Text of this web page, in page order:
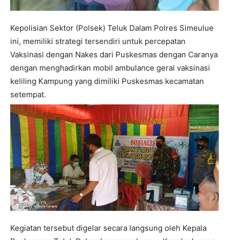
Kepolisian Sektor (Polsek) Teluk Dalam Polres Simeulue
ini, memiliki strategi tersendiri untuk percepatan
Vaksinasi dengan Nakes dari Puskesmas dengan Caranya
dengan menghadirkan mobil ambulance gerai vaksinasi
keliling Kampung yang dimiliki Puskesmas kecamatan
setempat.
Kegiatan tersebut digelar secara langsung oleh Kepala